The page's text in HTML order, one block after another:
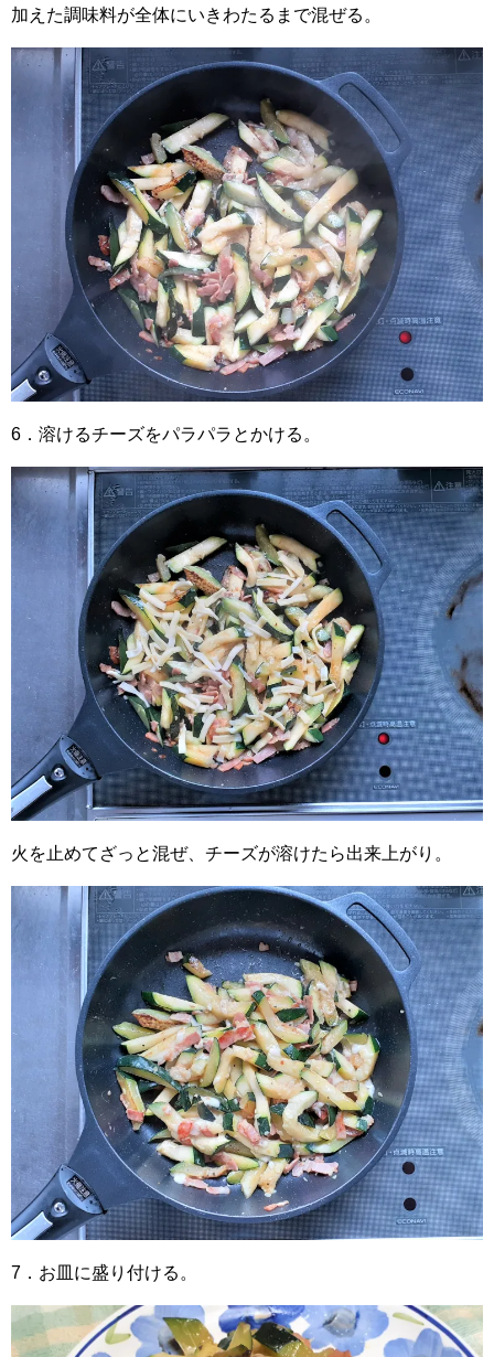
加えた調味料が全体にいきわたるまで混ぜる。
6．溶けるチーズをパラパラとかける。
火を止めてざっと混ぜ、チーズが溶けたら出来上がり。
7．お皿に盛り付ける。